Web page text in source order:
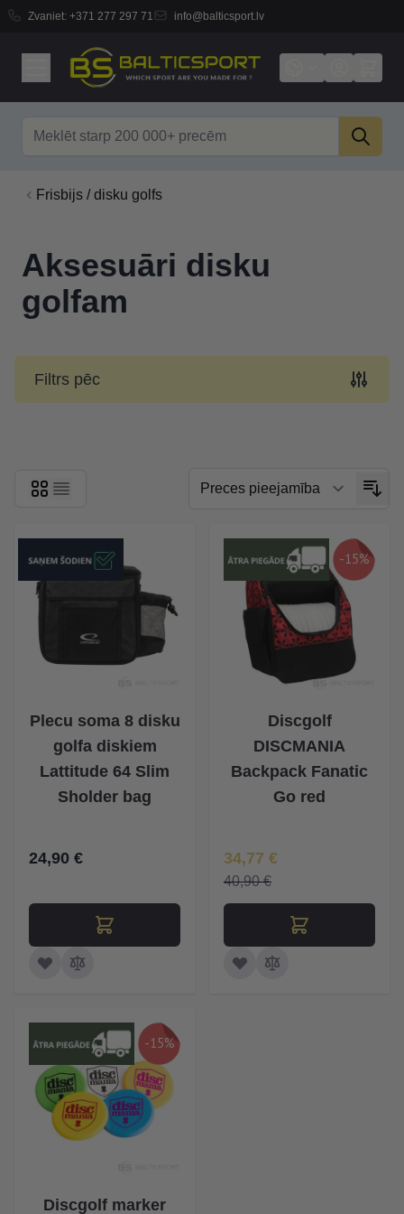
Zvaniet: +371 277 297 71 info@balticsport.lv
Frisbijs / disku golfs
Aksesuāri disku
golfam
Filtrs pēc
Plecu soma 8 disku
golfa diskiem
Lattitude 64 Slim
Sholder bag
24,90 €
-15%
Discgolf
DISCMANIA
Backpack Fanatic
Go red
Īpaša Cena
34,77 €
40,90 €
-15%
Discgolf marker